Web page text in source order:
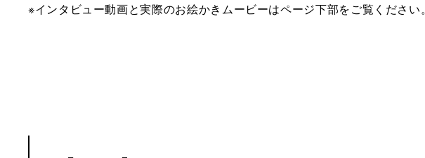
※インタビュー動画と実際のお絵かきムービーはページ下部をご覧ください。